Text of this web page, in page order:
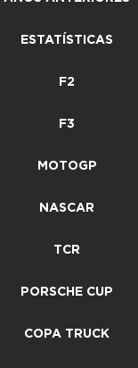
ESTATÍSTICAS
F2
F3
MOTOGP
NASCAR
TCR
PORSCHE CUP
COPA TRUCK